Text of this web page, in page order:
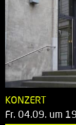
KONZERT
Fr. 04.09. um